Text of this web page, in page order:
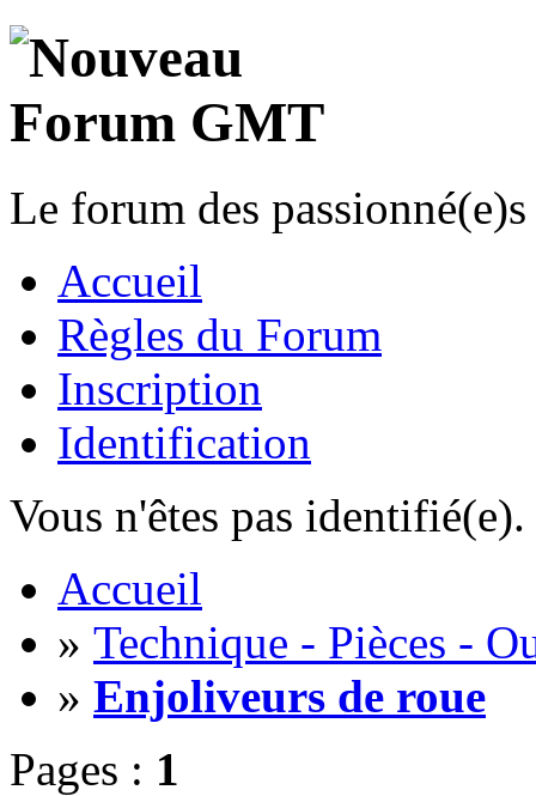
Le forum des
Accueil
Règles du Forum
Inscription
Identification
Vous n'êtes pas identifié(e).
Accueil
» Technique - Pièces -
» Enjoliveurs de roue
Pages : 1